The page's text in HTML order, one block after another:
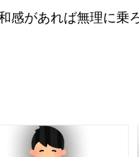
感があれば無理に乗